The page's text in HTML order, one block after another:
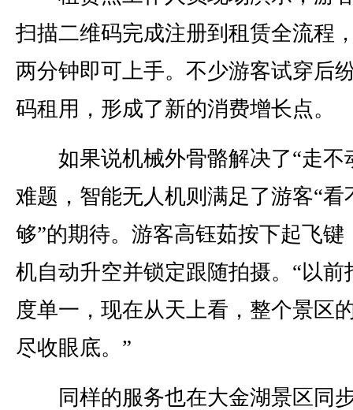
扫描二维码完成注册到租赁全流程
两分钟即可上手。不少游客试穿后
码租用，形成了新的消费增长点。
如果说机械外骨骼解决了“走不
难题，智能无人机则满足了游客“看
够”的期待。游客高钰茹按下起飞键
机自动升空并锁定跟随拍摄。“以前
度单一，现在从天上看，整个景区
尽收眼底。”
同样的服务也在大金湖景区同